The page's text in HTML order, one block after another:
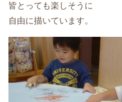
皆とっても楽しそうに
自由に描いています。